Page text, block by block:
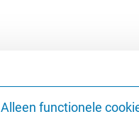
Alleen functionele